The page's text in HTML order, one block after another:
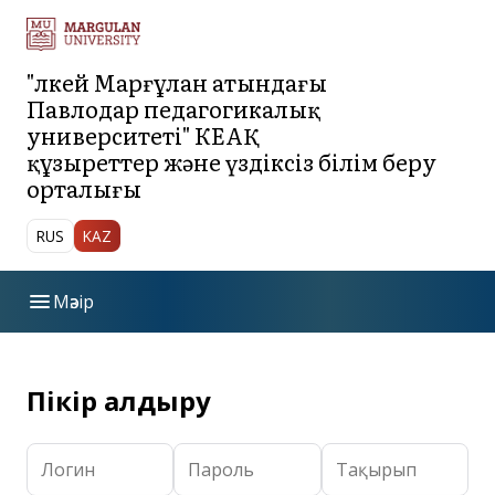
"Әлкей Марғұлан атындағы
Павлодар педагогикалық
университеті" КЕАҚ
құзыреттер және үздіксіз білім беру
орталығы
RUS KAZ
menuМәзір
Қоғамдық талқылауға арналған білім беру
бағдарламаларының жобалары
Пікір қалдыру